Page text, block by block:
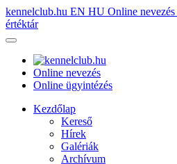
kennelclub.hu EN HU Online nevezés
értéktár
Online nevezés
Online ügyintézés
Kezdőlap
Kereső
Hírek
Galériák
Archívum